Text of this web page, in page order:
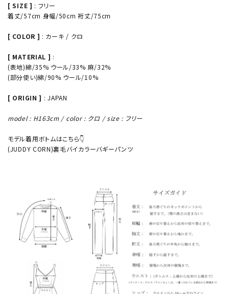
[ SIZE ] : フリー
着丈/57cm 身幅/50cm 裄丈/75cm
[ COLOR ] : カーキ / クロ
[ MATERIAL ] :
(表地)綿/35% ウール/33% 麻/32%
(部分使い)綿/90% ウール/10%
[ ORIGIN ] : JAPAN
model : H163cm / color : クロ / size : フリー
モデル着用ボトムはこちら👇
(JUDDY CORN)裏毛バイカラーバギーパンツ